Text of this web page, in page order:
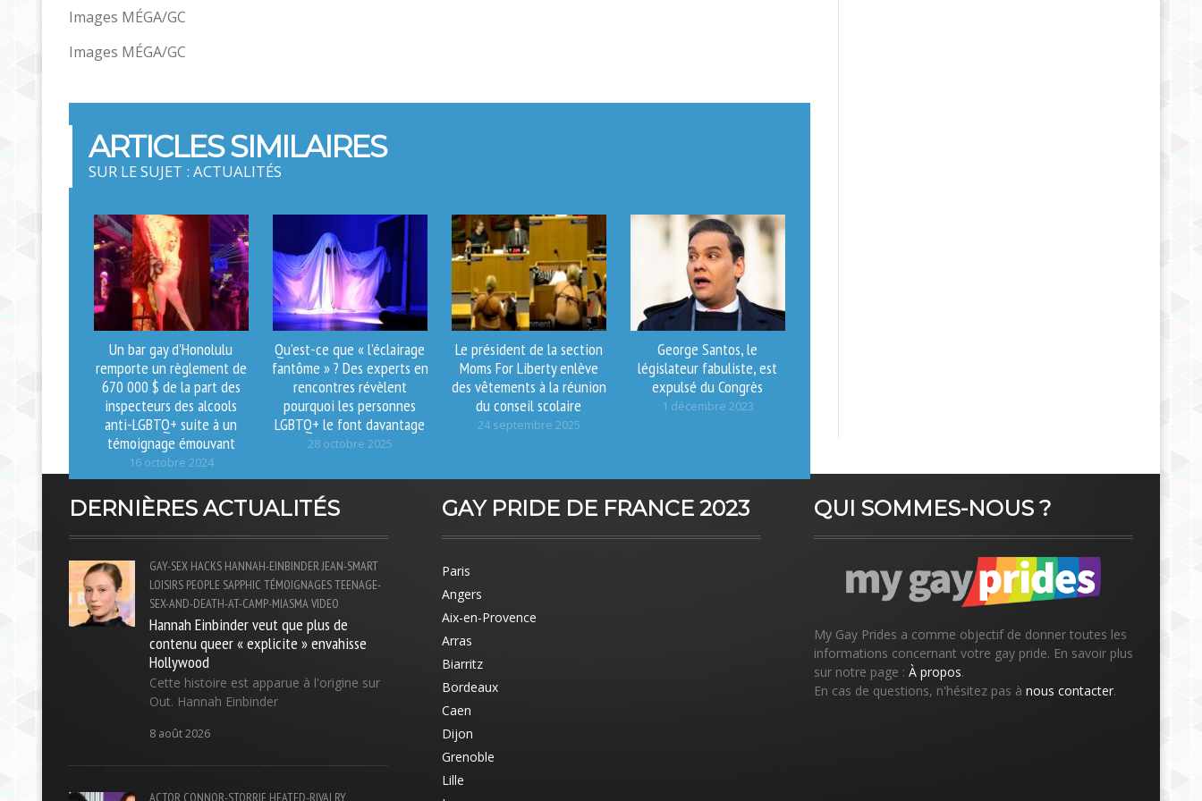
Images MÉGA/GC
Images MÉGA/GC
ARTICLES SIMILAIRES
SUR LE SUJET : ACTUALITÉS
Un bar gay d'Honolulu
remporte un règlement de
670 000 $ de la part des
inspecteurs des alcools
anti-LGBTQ+ suite à un
témoignage émouvant
16 octobre 2024
Qu’est-ce que « l’éclairage
fantôme » ? Des experts en
rencontres révèlent
pourquoi les personnes
LGBTQ+ le font davantage
28 octobre 2025
Le président de la section
Moms For Liberty enlève
des vêtements à la réunion
du conseil scolaire
24 septembre 2025
George Santos, le
législateur fabuliste, est
expulsé du Congrès
1 décembre 2023
DERNIÈRES ACTUALITÉS
GAY-SEX HACKS HANNAH-EINBINDERJEAN-SMART
LOISIRS PEOPLE SAPPHIC TÉMOIGNAGESTEENAGE-
SEX-AND-DEATH-AT-CAMP-MIASMAVIDEO
Hannah Einbinder veut que plus de
contenu queer « explicite » envahisse
Hollywood
Cette histoire est apparue à l'origine sur
Out. Hannah Einbinder
8 août 2026
ACTOR CONNOR-STORRIE HEATED-RIVALRY
GAY PRIDE DE FRANCE 2023
Paris
Angers
Aix-en-Provence
Arras
Biarritz
Bordeaux
Caen
Dijon
Grenoble
Lille
QUI SOMMES-NOUS ?
My Gay Prides a comme objectif de donner toutes les
informations concernant votre gay pride. En savoir plus
sur notre page : À propos.
En cas de questions, n'hésitez pas à nous contacter.